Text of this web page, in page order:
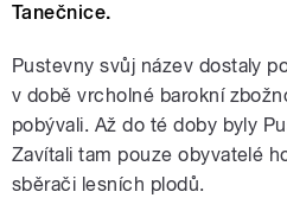
Tanečnice.
Pustevny svůj název dostaly
v době vrcholné barokní
pobývali. Až do té doby byly
Zavítali tam pouze obyvatelé
sběrači lesních plodů.